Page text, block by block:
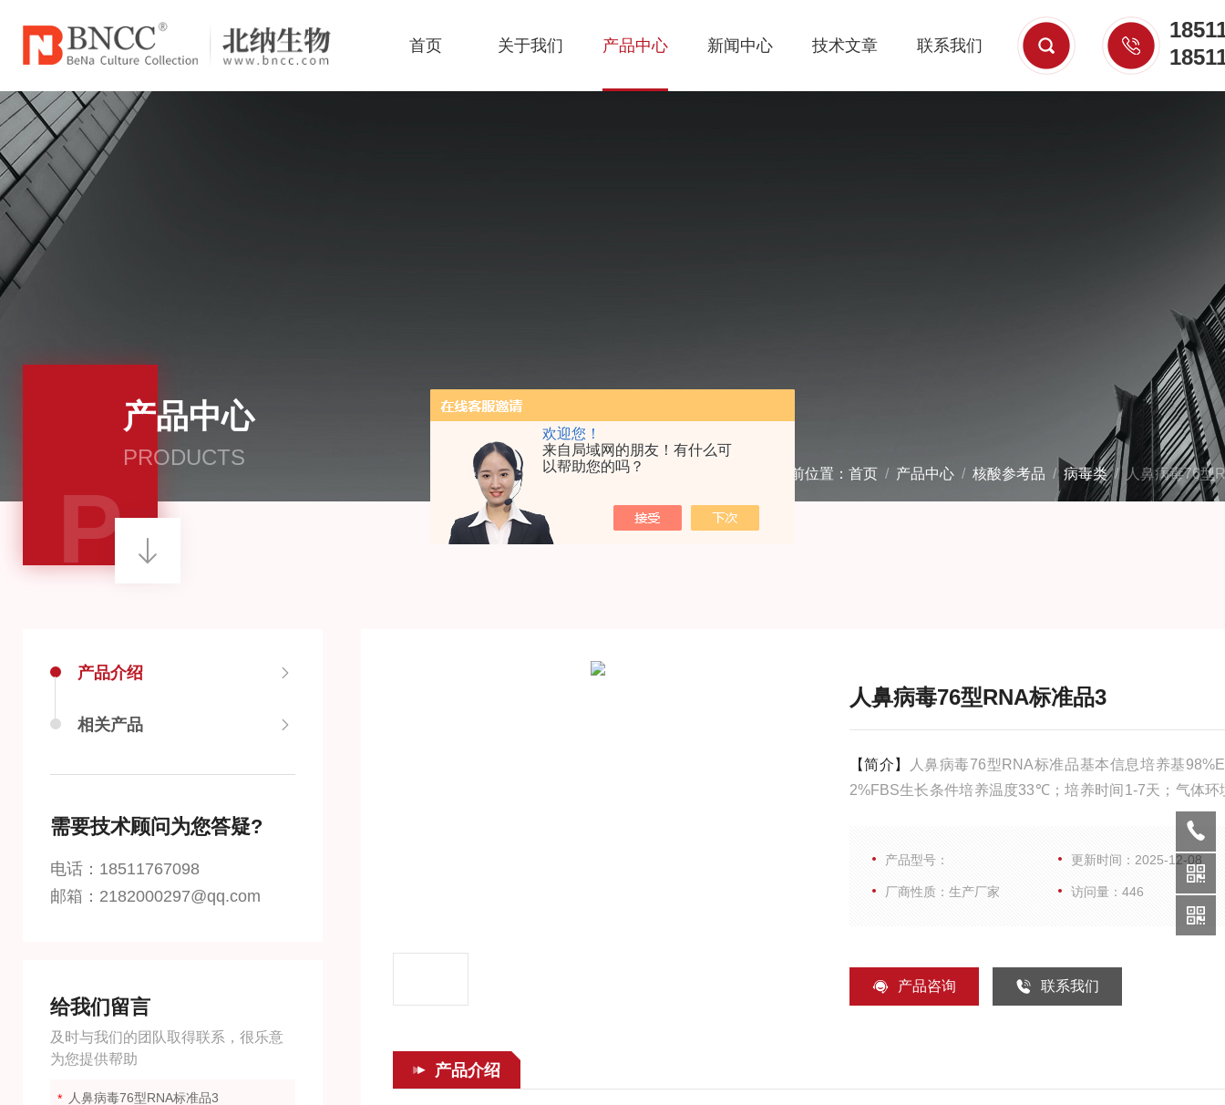
欢迎您！
来自局域网的朋友！有什么可
以帮助您的吗？
首页 关于我们 产品中心 新闻中心 技术文章 联系我们
产品中心
PRODUCTS
P 当前位置： 首页 / 产品中心 / 核酸参考品 / 病毒类/ 人鼻病毒76型
人鼻病毒76型RNA标准品3
【简介】
人鼻病毒76型RNA标准品基本信息培养基
2%FBS生长条件培养温度33℃；培养时间1-7天；气体环
O2+95%空气；存储条件-80℃安全等级2操作步骤本标
时，移至室温待溶解后，震荡均匀，瞬时离心后使用，
反复冻融产品型号： 更新时间：2025-12-08
厂商性质：生产厂家 访问量：446
产品咨询 联系我们
产品介绍
产品介绍
相关产品
需要技术顾问为您答疑?
电话：18511767098
邮箱：2182000297@qq.com
给我们留言
及时与我们的团队取得联系，很乐意
为您提供帮助